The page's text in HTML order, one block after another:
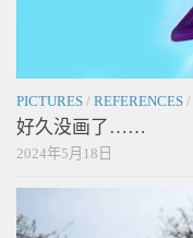
PICTURES / REFERENCES /
好久没画了……
2024年5月18日